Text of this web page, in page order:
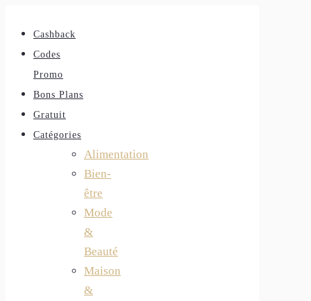
Cashback
Codes
Promo
Bons Plans
Gratuit
Catégories
Alimentation
Bien-
être
Mode
&
Beauté
Maison
&